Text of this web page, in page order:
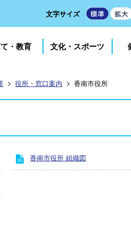
文字サイズ
・教育 文化・スポーツ
役所・窓口案内 香南市役所
香南市役所 組織図